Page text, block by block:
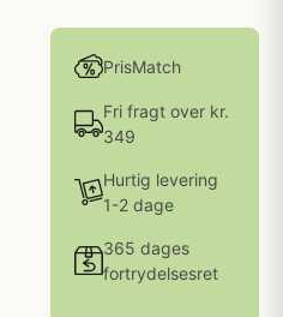
PrisMatch
Fri fragt over kr.
349
Hurtig levering
1-2 dage
365 dages
fortrydelsesret